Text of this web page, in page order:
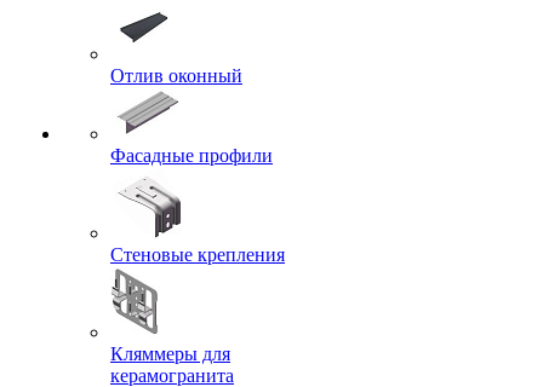
Отлив оконный
Фасадные профили
Стеновые крепления
Кляммеры для
керамогранита